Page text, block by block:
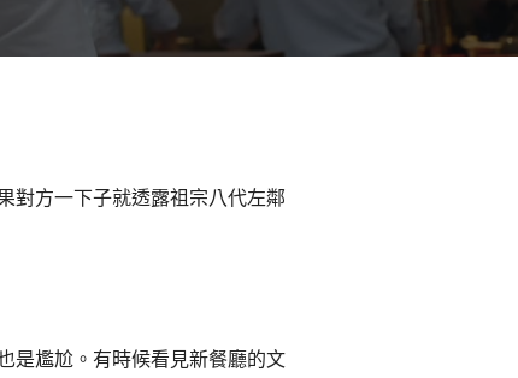
對方一下子就透露祖宗八代左鄰
是尷尬。有時候看見新餐廳的文